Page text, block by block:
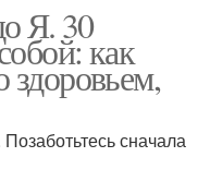
Я. 30
как
здоровьем,
сначала